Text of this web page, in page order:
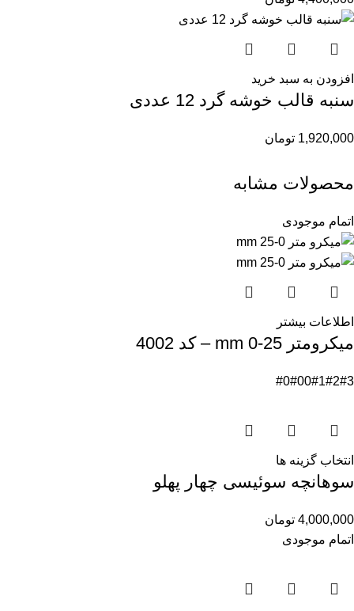
افزودن به سبد خرید
سنبه قالب خوشه گرد 12 عددی
1,920,000 تومان
محصولات مشابه
اتمام موجودی
اطلاعات بیشتر
میکرومتر mm 0-25 – کد 4002
#0#00#1#2#3
انتخاب گزینه ها
سوهانچه سوئیسی چهار پهلو
4,000,000 تومان
اتمام موجودی